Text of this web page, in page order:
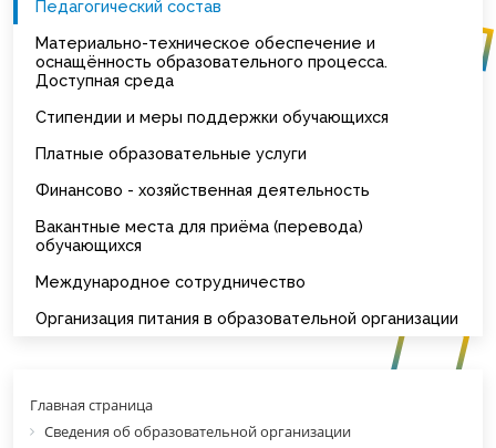
Педагогический состав
Материально-техническое обеспечение и
оснащённость образовательного процесса.
Доступная среда
Стипендии и меры поддержки обучающихся
Платные образовательные услуги
Финансово - хозяйственная деятельность
Вакантные места для приёма (перевода)
обучающихся
Международное сотрудничество
Организация питания в образовательной организации
Главная страница
Сведения об образовательной организации